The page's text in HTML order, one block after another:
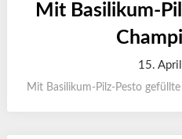
Mit Basilikum-
15.
Mit Basilikum-Pilz-Pesto